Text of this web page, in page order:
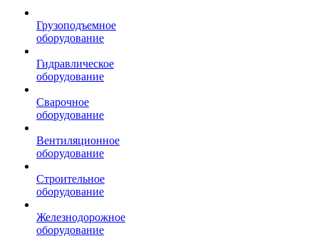
Грузоподъемное
оборудование
Гидравлическое
оборудование
Сварочное
оборудование
Вентиляционное
оборудование
Строительное
оборудование
Железнодорожное
оборудование